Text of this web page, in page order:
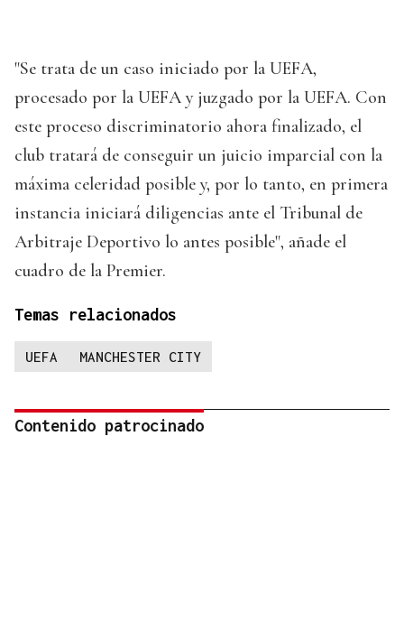
"Se trata de un caso iniciado por la UEFA,
procesado por la UEFA y juzgado por la UEFA. Con
este proceso discriminatorio ahora finalizado, el
club tratará de conseguir un juicio imparcial con la
máxima celeridad posible y, por lo tanto, en primera
instancia iniciará diligencias ante el Tribunal de
Arbitraje Deportivo lo antes posible", añade el
cuadro de la Premier.
Temas relacionados
UEFA MANCHESTER CITY
Contenido patrocinado